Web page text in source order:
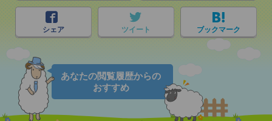
シェア ツイート ブックマーク
あなたの閲覧履歴からの
おすすめ